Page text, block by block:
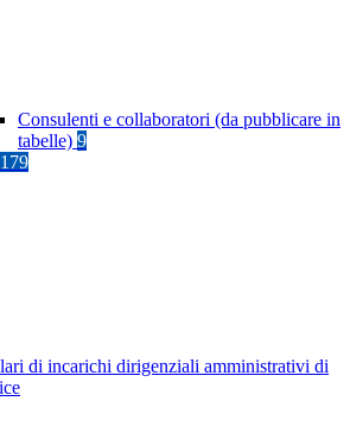
Consulenti e collaboratori (da pubblicare in
tabelle) 9
179
di incarichi dirigenziali amministrativi di